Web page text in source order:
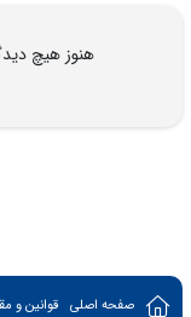
هنوز هیچ
صفحه اصلی قوانین و